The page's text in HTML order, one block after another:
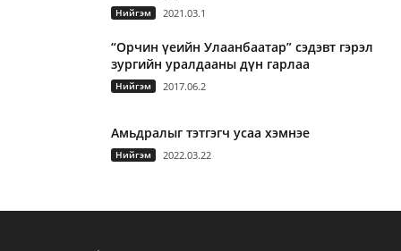
Нийгэм 2021.03.1
“Орчин үеийн Улаанбаатар” сэдэвт гэрэл
зургийн уралдааны дүн гарлаа
Нийгэм 2017.06.2
Амьдралыг тэтгэгч усаа хэмнэе
Нийгэм 2022.03.22